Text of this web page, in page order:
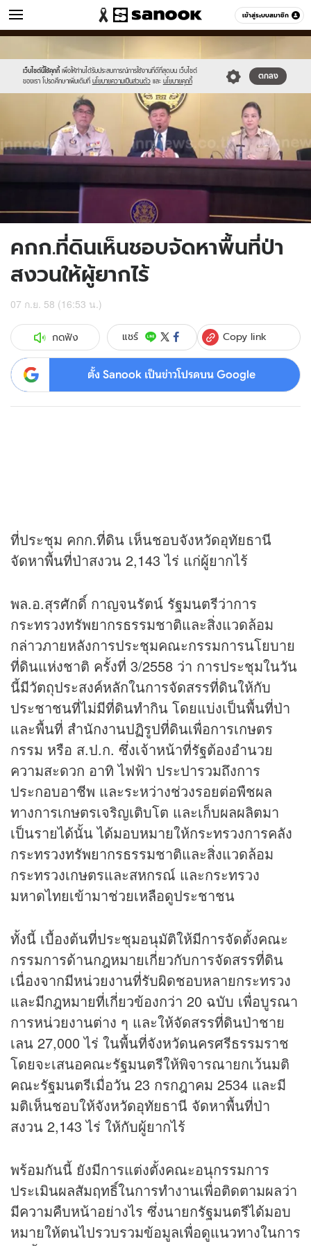
เข้าสู่ระบบสมาชิก
ข่าว หมวดอื่นๆ
เว็บไซต์นี้ใช้คุกกี้ เพื่อให้ท่านได้รับประสบการณ์การใช้งานที่ดีที่สุดบน เว็บไซต์
ของเรา โปรดศึกษาเพิ่มเติมที่ นโยบายความเป็นส่วนตัว และ นโยบายคุกกี้
ตกลง
//s.isanook.com/sr/0/images/logo-
new-
sanook.png
//s.isanook.com/ns/0/ud/372/1861334/644313-
01.jpg
คกก.ที่ดินเห็นชอบจัดหาพื้นที่ป่า
สงวนให้ผู้ยากไร้
07 ก.ย. 58 (16:53 น.)
กดฟัง แชร์ Copy link
ตั้ง Sanook เป็นข่าวโปรดบน Google
ที่ประชุม คกก.ที่ดิน เห็นชอบจังหวัดอุทัยธานี
จัดหาพื้นที่ป่าสงวน 2,143 ไร่ แก่ผู้ยากไร้
พล.อ.สุรศักดิ์ กาญจนรัตน์ รัฐมนตรีว่าการ
กระทรวงทรัพยากรธรรมชาติและสิ่งแวดล้อม
กล่าวภายหลังการประชุมคณะกรรมการนโยบาย
ที่ดินแห่งชาติ ครั้งที่ 3/2558 ว่า การประชุมในวัน
นี้มีวัตถุประสงค์หลักในการจัดสรรที่ดินให้กับ
ประชาชนที่ไม่มีที่ดินทำกิน โดยแบ่งเป็นพื้นที่ป่า
และพื้นที่ สำนักงานปฏิรูปที่ดินเพื่อการเกษตร
กรรม หรือ ส.ป.ก. ซึ่งเจ้าหน้าที่รัฐต้องอำนวย
ความสะดวก อาทิ ไฟฟ้า ประปารวมถึงการ
ประกอบอาชีพ และระหว่างช่วงรอยต่อพืชผล
ทางการเกษตรเจริญเติบโต และเก็บผลผลิตมา
เป็นรายได้นั้น ได้มอบหมายให้กระทรวงการคลัง
กระทรวงทรัพยากรธรรมชาติและสิ่งแวดล้อม
กระทรวงเกษตรและสหกรณ์ และกระทรวง
มหาดไทยเข้ามาช่วยเหลือดูประชาชน
ทั้งนี้ เบื้องต้นที่ประชุมอนุมัติให้มีการจัดตั้งคณะ
กรรมการด้านกฎหมายเกี่ยวกับการจัดสรรที่ดิน
เนื่องจากมีหน่วยงานที่รับผิดชอบหลายกระทรวง
และมีกฎหมายที่เกี่ยวข้องกว่า 20 ฉบับ เพื่อบูรณา
การหน่วยงานต่าง ๆ และให้จัดสรรที่ดินป่าชาย
เลน 27,000 ไร่ ในพื้นที่จังหวัดนครศรีธรรมราช
โดยจะเสนอคณะรัฐมนตรีให้พิจารณายกเว้นมติ
คณะรัฐมนตรีเมื่อวัน 23 กรกฎาคม 2534 และมี
มติเห็นชอบให้จังหวัดอุทัยธานี จัดหาพื้นที่ป่า
สงวน 2,143 ไร่ ให้กับผู้ยากไร้
พร้อมกันนี้ ยังมีการแต่งตั้งคณะอนุกรรมการ
ประเมินผลสัมฤทธิ์ในการทำงานเพื่อติดตามผลว่า
มีความคืบหน้าอย่างไร ซึ่งนายกรัฐมนตรีได้มอบ
หมายให้ตนไปรวบรวมข้อมูลเพื่อดูแนวทางในการ